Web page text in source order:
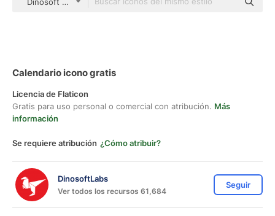
Calendario icono gratis
Licencia de Flaticon
Gratis para uso personal o comercial con atribución. Más
información
Se requiere atribución ¿Cómo atribuir?
DinosoftLabs
Ver todos los recursos 61,684
Seguir